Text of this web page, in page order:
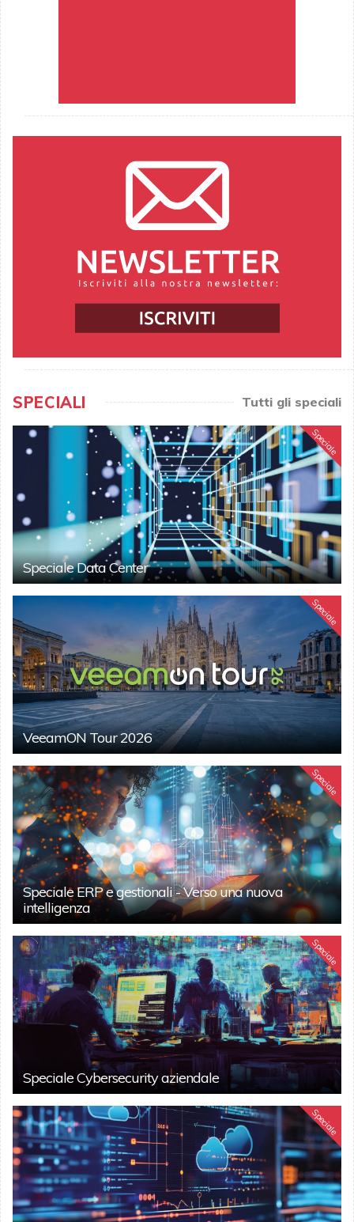
SPECIALI Tutti gli speciali
Speciale
Speciale Data Center
Speciale
VeeamON Tour 2026
Speciale
Speciale ERP e gestionali - Verso una nuova
intelligenza
Speciale
Speciale Cybersecurity aziendale
Speciale